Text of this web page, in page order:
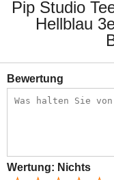
Pip Studio
Hellblau
Bewertung
Wertung: Nichts